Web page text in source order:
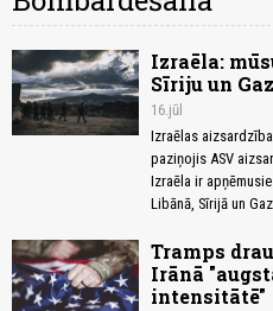
Izraēla:
Sīriju un
16.jūl
Izraēlas
paziņojis ASV
Izraēla ir
Libānā, Sīrijā un
Tramps
Irānā
intensitātē"